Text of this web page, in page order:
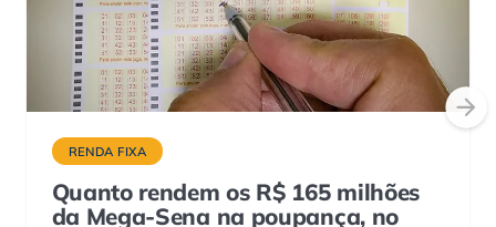
RENDA FIXA
Quanto rendem os R$ 165 milhões
da Mega-Sena na poupança, no